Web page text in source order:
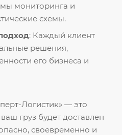
мониторинга и
схемы.
: Каждый клиент
решения,
его бизнеса и
Логистик» — это
груз будет доставлен
своевременно и